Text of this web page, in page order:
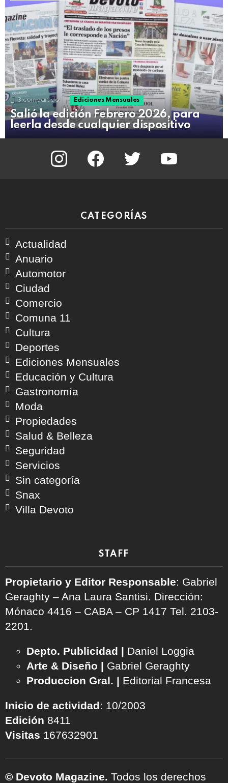
3 compartido Ediciones Mensuales
Salió la edición Febrero 2026, para
leerla desde cualquier dispositivo
instagram facebook twitter youtube
CATEGORÍAS
Actualidad
Anuario
Automotor
Ciudad
Comercio
Comuna 11
Cultura
Deportes
Ediciones Mensuales
Educación y Cultura
Gastronomía
Moda
Propiedades
Salud & Belleza
Seguridad
Servicios
Sin categoría
Snax
Villa Devoto
STAFF
Propietario y Editor Responsable: Gabriel
Geraghty – Ana Laura Santisi. Dirección:
Mónaco 4416 – CABA – CP 1417 Tel. 2103-
2201.
Depto. Publicidad | Daniel Loggia
Arte & Diseño | Gabriel Geraghty
Produccion Gral. | Editorial Francesa
Inicio de actividad: 10/2003
Edición 8411
Visitas 167632901
© Devoto Magazine. Todos los derechos